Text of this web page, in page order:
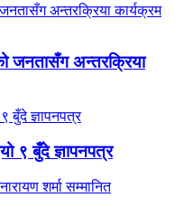
जनतासँग अन्तरक्रिया
९ बुँदे ज्ञापनपत्र